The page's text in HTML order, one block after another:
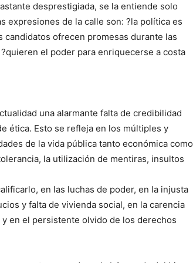
desprestigiada, se la entiende solo
expresiones de la calle son: ?la política es
candidatos ofrecen promesas durante las
el poder para enriquecerse a costa
una alarmante falta de credibilidad
ética. Esto se refleja en los múltiples y
de la vida pública tanto económica como
la utilización de mentiras, insultos
en las luchas de poder, en la injusta
y falta de vivienda social, en la carencia
en el persistente olvido de los derechos